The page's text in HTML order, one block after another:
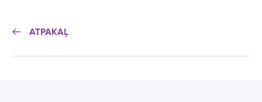
ATPAKAĻ